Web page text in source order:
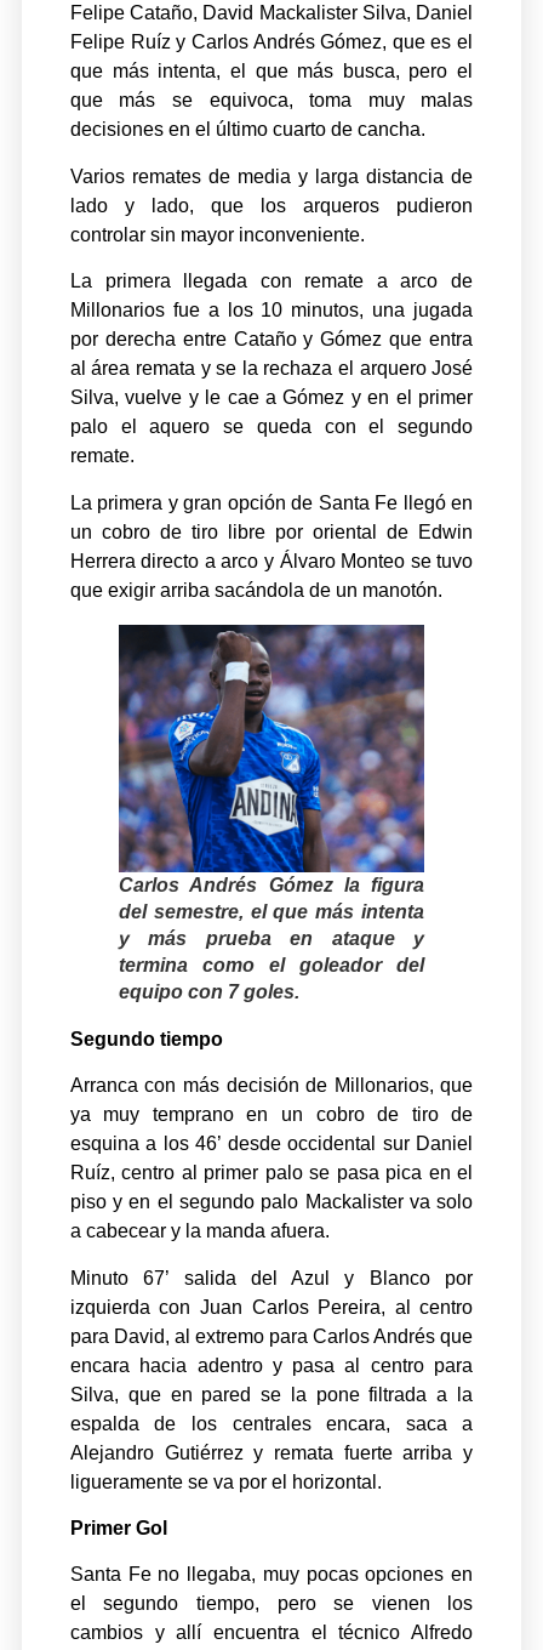
Felipe Cataño, David Mackalister Silva, Daniel
Felipe Ruíz y Carlos Andrés Gómez, que es el
que más intenta, el que más busca, pero el
que más se equivoca, toma muy malas
decisiones en el último cuarto de cancha.
Varios remates de media y larga distancia de
lado y lado, que los arqueros pudieron
controlar sin mayor inconveniente.
La primera llegada con remate a arco de
Millonarios fue a los 10 minutos, una jugada
por derecha entre Cataño y Gómez que entra
al área remata y se la rechaza el arquero José
Silva, vuelve y le cae a Gómez y en el primer
palo el aquero se queda con el segundo
remate.
La primera y gran opción de Santa Fe llegó en
un cobro de tiro libre por oriental de Edwin
Herrera directo a arco y Álvaro Monteo se tuvo
que exigir arriba sacándola de un manotón.
Carlos Andrés Gómez la figura
del semestre, el que más intenta
y más prueba en ataque y
termina como el goleador del
equipo con 7 goles.
Segundo tiempo
Arranca con más decisión de Millonarios, que
ya muy temprano en un cobro de tiro de
esquina a los 46’ desde occidental sur Daniel
Ruíz, centro al primer palo se pasa pica en el
piso y en el segundo palo Mackalister va solo
a cabecear y la manda afuera.
Minuto 67’ salida del Azul y Blanco por
izquierda con Juan Carlos Pereira, al centro
para David, al extremo para Carlos Andrés que
encara hacia adentro y pasa al centro para
Silva, que en pared se la pone filtrada a la
espalda de los centrales encara, saca a
Alejandro Gutiérrez y remata fuerte arriba y
ligueramente se va por el horizontal.
Primer Gol
Santa Fe no llegaba, muy pocas opciones en
el segundo tiempo, pero se vienen los
cambios y allí encuentra el técnico Alfredo